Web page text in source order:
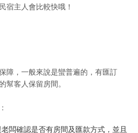
宿主人會比較快哦！
障，一般來說是蠻普遍的，有匯訂
幫客人保留房間。
闆確認是否有房間及匯款方式，並且